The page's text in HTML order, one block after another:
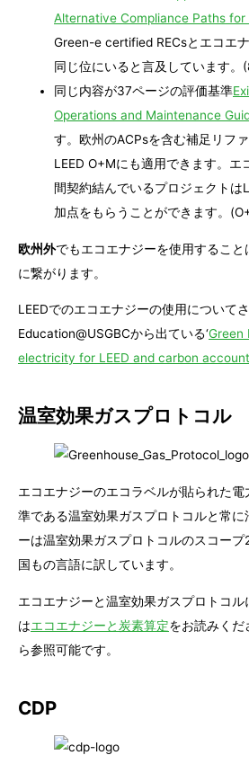
Alternative Compliance Paths for
Green-e certified RECsとエコエ
同じ位にいると言及しています。
同じ内容が37ページの評価基準
Operations and Maintenance
す。欧州のACPsを含む補足リフ
LEED O+Mにも適用できます。
間契約結んでいるプロジェクトは
加点をもらうことができます。
欧州外でもエコエナジーを使用するこ
に繋がります。
LEEDでのエコエナジーの使用について
Education@USGBCから出ている‘Green
electricity for LEED and carbon
温室効果ガスプロトコル
エコエナジーのエコラベルが貼られた
準である温室効果ガスプロトコルと常
ーは温室効果ガスプロトコルのスコー
国もの言語に訳しています。
エコエナジーと温室効果ガスプロトコ
はエコエナジーと炭素算定をお読みくだ
ら参照可能です。
CDP